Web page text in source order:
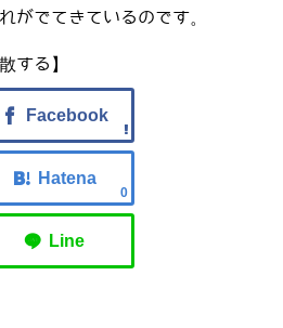
がでてきているのです。
する】
0